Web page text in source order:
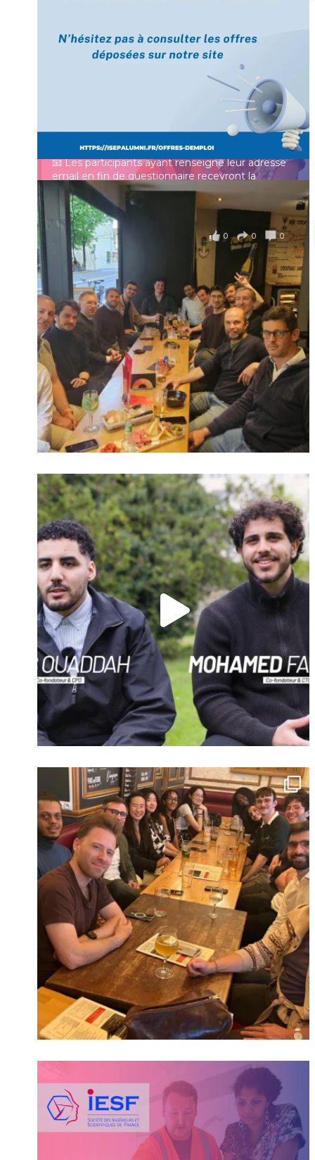
Charger plus Suivre sur Instagram
[Enquête IESF 2026] Top départ 🚀
👩‍🎓 Ingénieurs diplômés, vous avez jusqu’au 31
mai pour participer et faire entendre votre voix !
Depuis plus de 60 ans, cette enquête vise à établir
un panorama complet de la situation socio-
professionnelle des ingénieurs et scientifiques
français.
📧 Les participants ayant renseigné leur adresse
email en fin de questionnaire recevront la
synthèse des résultats...Voir plus
il y a 4 mois
0 0 0
Voir sur Facebook
Prénom
Mot de passe
Se souvenir de moi
Connexion
Identifiant oublié ?
Mot de passe
oublié ?